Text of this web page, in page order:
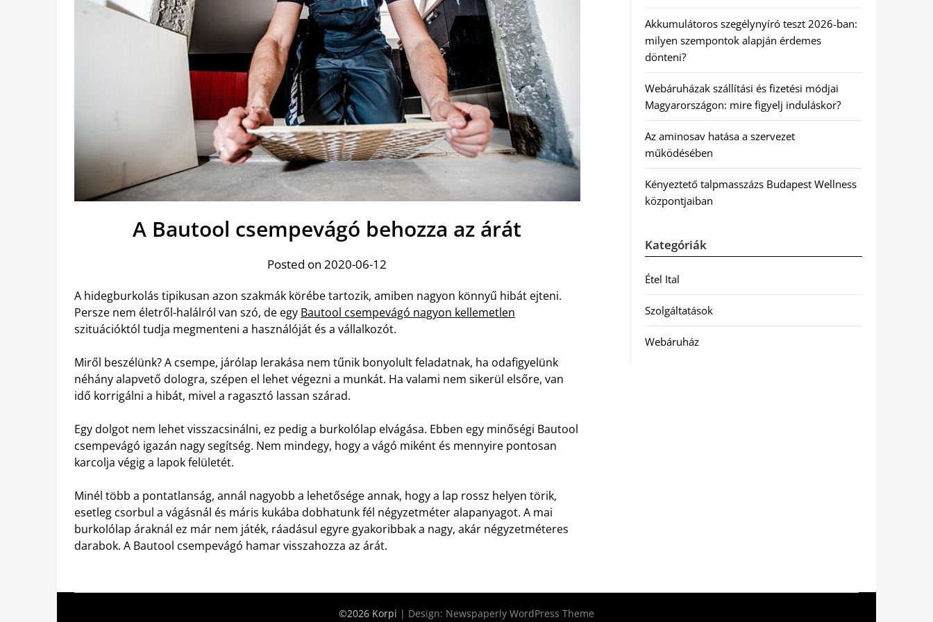
A Bautool csempevágó behozza az árát
Posted on 2020-06-12
A hidegburkolás tipikusan azon szakmák körébe tartozik, amiben nagyon könnyű hibát ejteni.
Persze nem életről-halálról van szó, de egy Bautool csempevágó nagyon kellemetlen
szituációktól tudja megmenteni a használóját és a vállalkozót.
Miről beszélünk? A csempe, járólap lerakása nem tűnik bonyolult feladatnak, ha odafigyelünk
néhány alapvető dologra, szépen el lehet végezni a munkát. Ha valami nem sikerül elsőre, van
idő korrigálni a hibát, mivel a ragasztó lassan szárad.
Egy dolgot nem lehet visszacsinálni, ez pedig a burkolólap elvágása. Ebben egy minőségi Bautool
csempevágó igazán nagy segítség. Nem mindegy, hogy a vágó miként és mennyire pontosan
karcolja végig a lapok felületét.
Minél több a pontatlanság, annál nagyobb a lehetősége annak, hogy a lap rossz helyen törik,
esetleg csorbul a vágásnál és máris kukába dobhatunk fél négyzetméter alapanyagot. A mai
burkolólap áraknál ez már nem játék, ráadásul egyre gyakoribbak a nagy, akár négyzetméteres
darabok. A Bautool csempevágó hamar visszahozza az árát.
Akkumulátoros szegélynyíró teszt 2026-ban:
milyen szempontok alapján érdemes
dönteni?
Webáruházak szállítási és fizetési módjai
Magyarországon: mire figyelj induláskor?
Az aminosav hatása a szervezet
működésében
Kényeztető talpmasszázs Budapest Wellness
központjaiban
Kategóriák
Étel Ital
Szolgáltatások
Webáruház
©2026 Korpi | Design: Newspaperly WordPress Theme